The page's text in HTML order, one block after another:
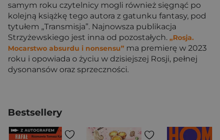
samym roku czytelnicy mogli również sięgnąć po
kolejną książkę tego autora z gatunku fantasy, pod
tytułem „Transmisja”. Najnowsza publikacja
Strzyżewskiego jest inna od pozostałych. „Rosja.
Mocarstwo absurdu i nonsensu” ma premierę w 2023
roku i opowiada o życiu w dzisiejszej Rosji, pełnej
dysonansów oraz sprzeczności.
Bestsellery